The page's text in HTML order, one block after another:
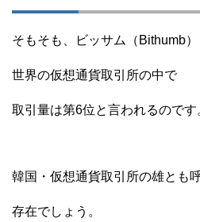
そもそも、ビッサム（Bithumb
世界の仮想通貨取引所の中で
取引量は第6位と言われるのです
韓国・仮想通貨取引所の雄とも
存在でしょう。